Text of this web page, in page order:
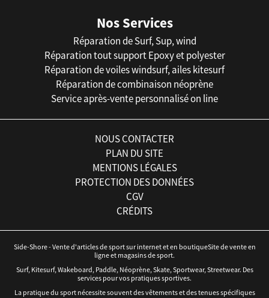
Nos Services
Réparation de Surf, Sup, wind
Réparation tout support Epoxy et polyester
Réparation de voiles windsurf, ailes kitesurf
Réparation de combinaison néoprène
Service après-vente personnalisé on line
NOUS CONTACTER
PLAN DU SITE
MENTIONS LÉGALES
PROTECTION DES DONNÉES
CGV
CRÉDITS
Side-Shore - Vente d'articles de sport sur internet et en boutiqueSite de vente en
ligne et magasins de sport.
Surf, Kitesurf, Wakeboard, Paddle, Néoprène, Skate, Sportwear, Streetwear. Des
services pour vos pratiques sportives.
La pratique du sport nécessite souvent des vêtements et des tenues spécifiques